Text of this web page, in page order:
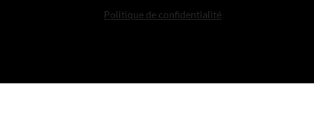
Politique de confidentialité